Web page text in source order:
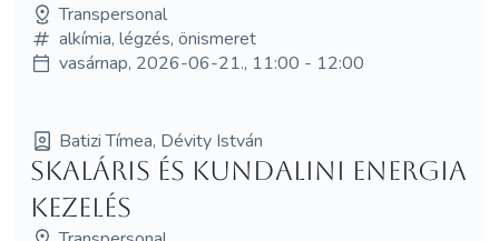
Transpersonal
alkímia, légzés, önismeret
vasárnap, 2026-06-21., 11:00 - 12:00
Batizi Tímea, Dévity István
SKALÁRIS ÉS KUNDALINI ENERGIA
KEZELÉS